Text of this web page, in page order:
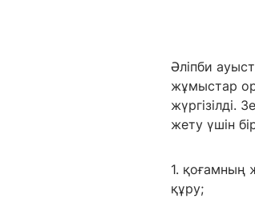
Әліпби
жұмыстар
жүргізілді.
жету үшін
1. қоғамның
құру;